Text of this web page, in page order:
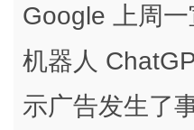
Google 上周
机器人
示广告发生了